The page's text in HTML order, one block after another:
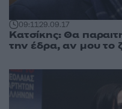
09:1129.09.17
Κατσίκης: Θα
την έδρα, αν μου το